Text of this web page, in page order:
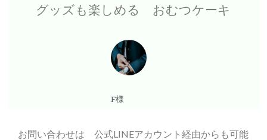
グッズも楽しめる おむつケーキ
F様
お問い合わせは 公式LINEアカウント経由からも可能